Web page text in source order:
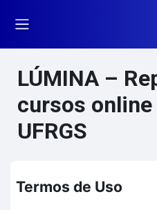
LÚMINA –
cursos
UFRGS
Termos de Uso